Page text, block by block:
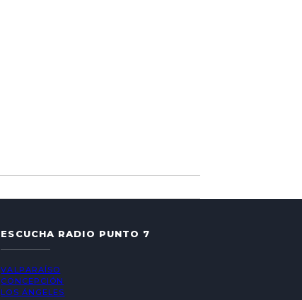
ESCUCHA RADIO PUNTO 7
VALPARAÍSO
CONCEPCIÓN
LOS ÁNGELES